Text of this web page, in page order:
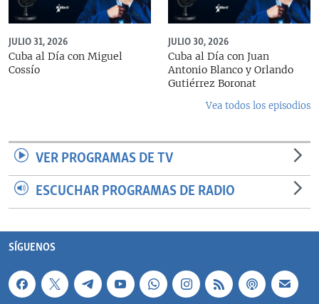
JULIO 31, 2026
Cuba al Día con Miguel
Cossío
JULIO 30, 2026
Cuba al Día con Juan
Antonio Blanco y Orlando
Gutiérrez Boronat
Vea todos los episodios
VER PROGRAMAS DE TV
ESCUCHAR PROGRAMAS DE RADIO
SÍGUENOS